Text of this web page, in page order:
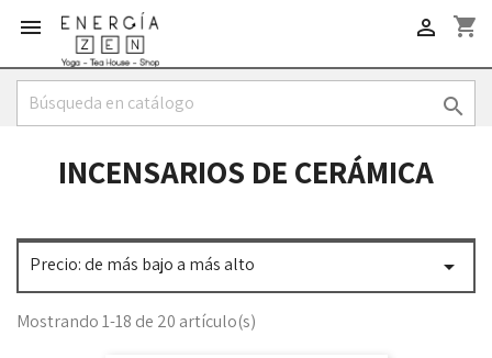
 shopping_cart


INCENSARIOS DE CERÁMICA
Precio: de más bajo a más alto 
Mostrando 1-18 de 20 artículo(s)